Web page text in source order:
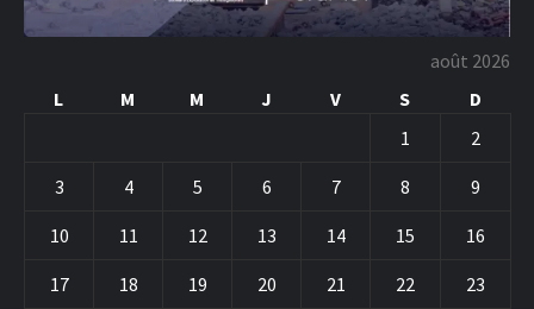
août 2026
L
M M J V S
D
1
2
3 4 5 6 7 8 9
10 11 12 13 14 15 16
17 18 19 20 21 22 23